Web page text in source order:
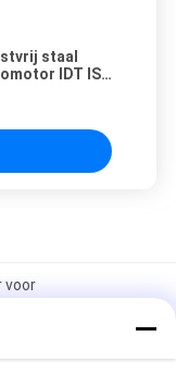
staal
IDT ISO
voor
de
Certificaat